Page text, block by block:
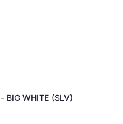
BIG WHITE (SLV)